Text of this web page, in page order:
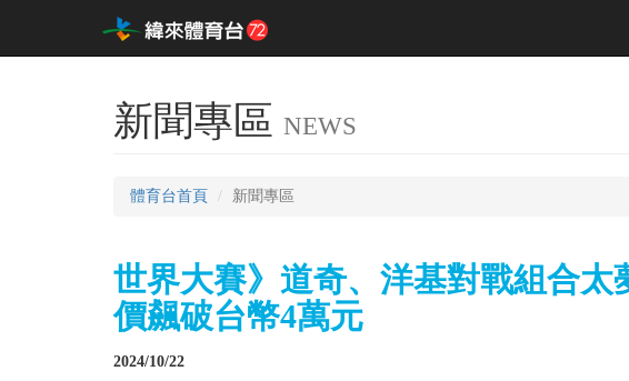
新聞專區 NEWS
體育台首頁 新聞專區
世界大賽》道奇、洋基對戰組合太
價飆破台幣4萬元
2024/10/22